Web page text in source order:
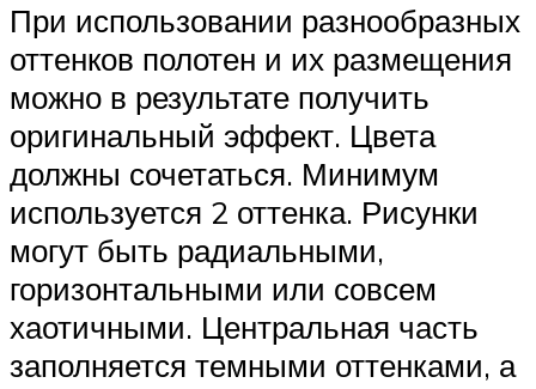
При использовании разнообразных
оттенков полотен и их размещения
можно в результате получить
оригинальный эффект. Цвета
должны сочетаться. Минимум
используется 2 оттенка. Рисунки
могут быть радиальными,
горизонтальными или совсем
хаотичными. Центральная часть
заполняется темными оттенками, а